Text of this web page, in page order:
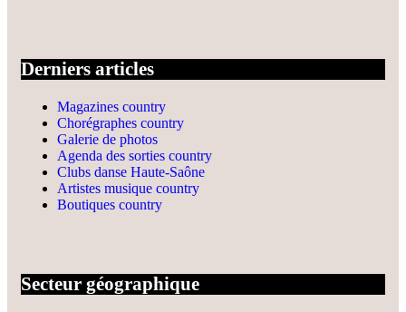
Derniers articles
Magazines country
Chorégraphes country
Galerie de photos
Agenda des sorties country
Clubs danse Haute-Saône
Artistes musique country
Boutiques country
Secteur géographique